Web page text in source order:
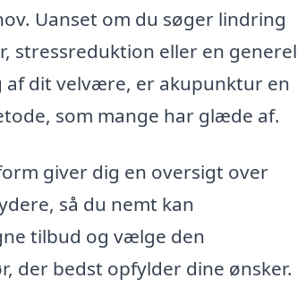
Uanset om du søger lindring
stressreduktion eller en generel
dit velvære, er akupunktur en
som mange har glæde af.
giver dig en oversigt over
så du nemt kan
tilbud og vælge den
der bedst opfylder dine ønsker.